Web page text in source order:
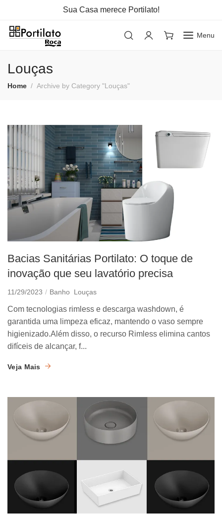
Sua Casa merece Portilato!
Menu
Louças
Home Archive by Category "Louças"
Bacias Sanitárias Portilato: O toque de
inovação que seu lavatório precisa
11/29/2023 Banho Louças
Com tecnologias rimless e descarga washdown, é
garantida uma limpeza eficaz, mantendo o vaso sempre
higienizado.Além disso, o recurso Rimless elimina cantos
difíceis de alcançar, f...
Veja Mais